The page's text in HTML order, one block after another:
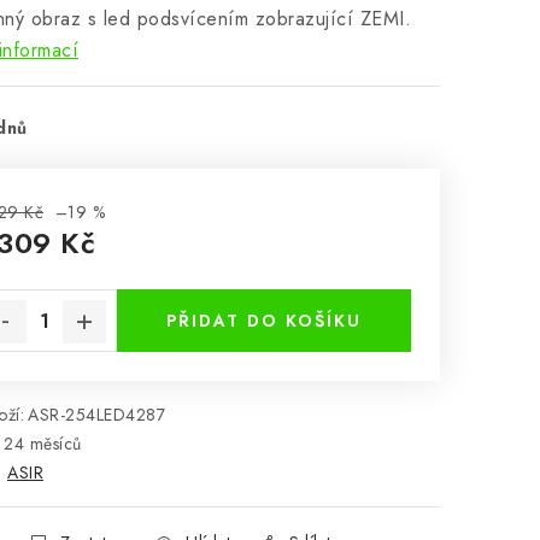
obraz s led podsvícením zobrazující ZEMI.
Kč –19 %
Kč
PŘIDAT DO KOŠÍKU
ASR-254LED4287
24 měsíců
ASIR